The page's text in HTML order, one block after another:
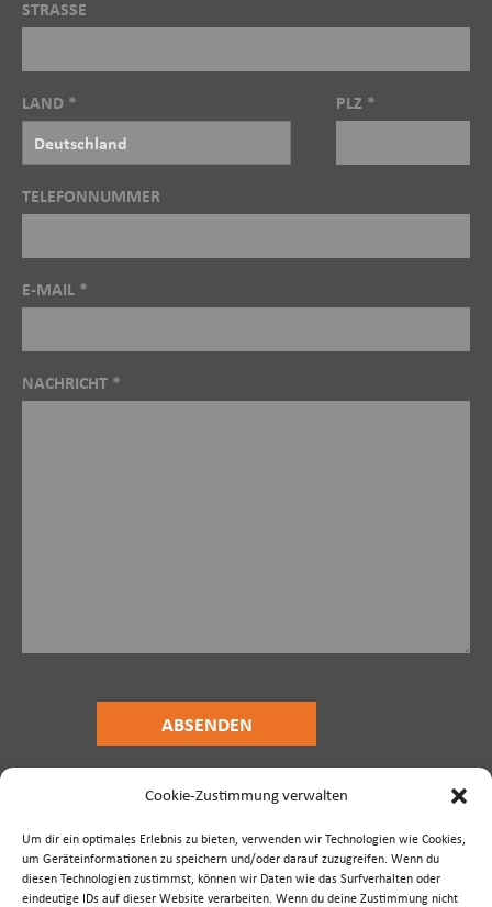
Cookie-Zustimmung verwalten
Um dir ein optimales Erlebnis zu bieten, verwenden wir Technologien wie Cookies,
um Geräteinformationen zu speichern und/oder darauf zuzugreifen. Wenn du
diesen Technologien zustimmst, können wir Daten wie das Surfverhalten oder
eindeutige IDs auf dieser Website verarbeiten. Wenn du deine Zustimmung nicht
STRASSE
LAND * PLZ *
TELEFONNUMMER
E-MAIL *
NACHRICHT *
ambratec GmbH